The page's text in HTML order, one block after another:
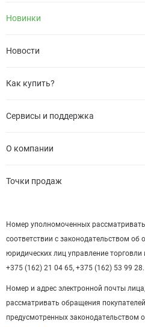
Новинки
Новости
Как купить?
Сервисы и поддержка
О компании
Точки продаж
Номер уполномоченных
соответствии с законодательством об
юридических лиц управление торговли
+375 (162) 21 04 65, +375 (162) 53 99 28.
Номер и адрес электронной почты
рассматривать обращения
предусмотренных законодательством